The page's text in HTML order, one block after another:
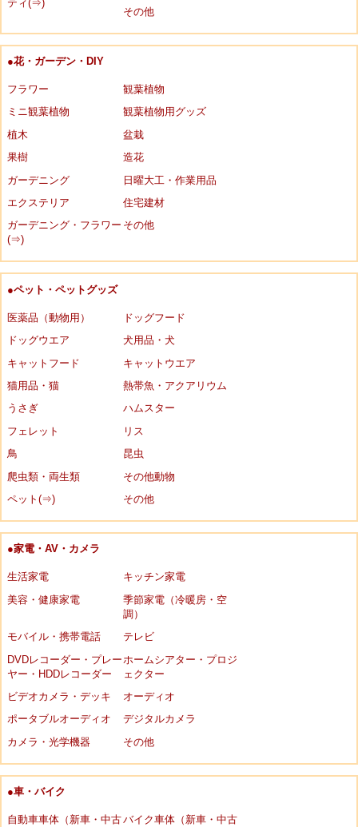
ティ(⇒)
その他
●花・ガーデン・DIY
フラワー
観葉植物
ミニ観葉植物
観葉植物用グッズ
植木
盆栽
果樹
造花
ガーデニング
日曜大工・作業用品
エクステリア
住宅建材
ガーデニング・フラワー
(⇒)
その他
●ペット・ペットグッズ
医薬品（動物用）
ドッグフード
ドッグウエア
犬用品・犬
キャットフード
キャットウエア
猫用品・猫
熱帯魚・アクアリウム
うさぎ
ハムスター
フェレット
リス
鳥
昆虫
爬虫類・両生類
その他動物
ペット(⇒)
その他
●家電・AV・カメラ
生活家電
キッチン家電
美容・健康家電
季節家電（冷暖房・空
調）
モバイル・携帯電話
テレビ
DVDレコーダー・プレー
ヤー・HDDレコーダー
ホームシアター・プロジ
ェクター
ビデオカメラ・デッキ
オーディオ
ポータブルオーディオ
デジタルカメラ
カメラ・光学機器
その他
●車・バイク
自動車車体（新車・中古バイク車体（新車・中古